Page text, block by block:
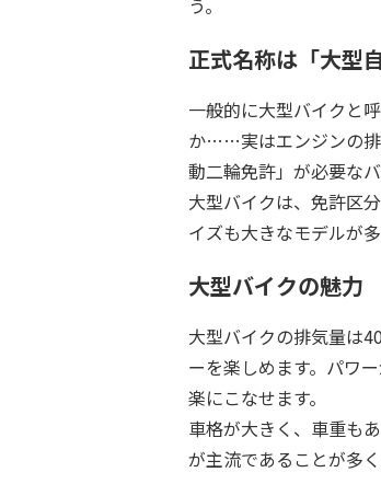
正式名称は「大型
一般的に大型バイクと
か……実はエンジンの排
動二輪免許」が必要な
大型バイクは、免許区
イズも大きなモデルが
大型バイクの魅力
大型バイクの排気量は
ーを楽しめます。パワ
楽にこなせます。
車格が大きく、車重も
が主流であることが多